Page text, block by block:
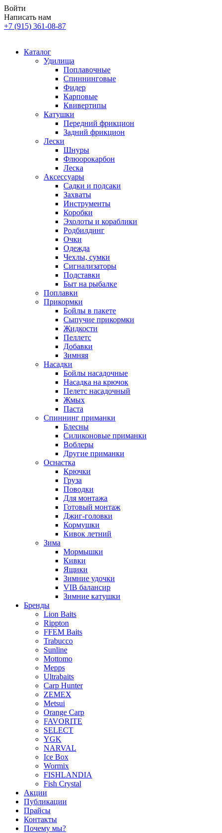
Войти
Написать нам
+7 (915) 361-08-87
Каталог
Удилища
Поплавочные
Спиннинговые
Фидер
Карповые
Квивертипы
Катушки
Передний фрикцион
Задний фрикцион
Лески
Шнуры
Флюорокарбон
Леска
Аксессуары
Садки и подсаки
Захваты
Инструменты
Коробки
Эхолоты и кораблики
Родбилдинг
Очки
Одежда
Чехлы, сумки
Сигнализаторы
Подставки
Быт на рыбалке
Поплавки
Прикормки
Бойлы в пакете
Сыпучие прикормки
Жидкости
Пеллетс
Добавки
Зимняя
Насадки
Бойлы насадочные
Насадка на крючок
Пелетс насадочный
Жмых
Паста
Спиннинг приманки
Блесны
Силиконовые приманки
Воблеры
Другие приманки
Оснастка
Крючки
Груза
Поводки
Для монтажа
Готовый монтаж
Джиг-головки
Кормушки
Кивок летний
Зима
Мормышки
Кивки
Ящики
Зимние удочки
VIB балансир
Зимние катушки
Бренды
Lion Baits
Rippton
FFEM Baits
Trabucco
Sunline
Mottomo
Mepps
Ultrabaits
Carp Hunter
ZEMEX
Metsui
Orange Carp
FAVORITE
SELECT
YGK
NARVAL
Ice Box
Wormix
FISHLANDIA
Fish Crystal
Акции
Публикации
Прайсы
Контакты
Почему мы?